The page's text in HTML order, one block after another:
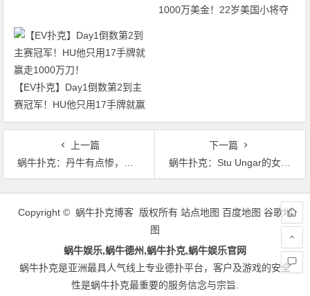
1000万美金！22岁美国小将夺
【EV扑克】Day1倒数第2到主
赛冠军！HU他只用17手牌就赢
走1000万刀！
上一篇
蜗牛扑克：丹牛有点惨，被盗1.5万还要给对方出打车费！
下一篇
蜗牛扑克：Stu Ungar的女儿回答了关于这位扑克传奇人物的问题
文
Copyright © 蜗牛扑克博客 版权所有 站点地图 百度地图 谷歌地
图
蜗牛娱乐,蜗牛德州,蜗牛扑克,蜗牛娱乐官网
蜗牛扑克是亚洲最具人气线上专业德扑平台，客户及游戏的安全
性是蜗牛扑克最重要的服务信念与宗旨.